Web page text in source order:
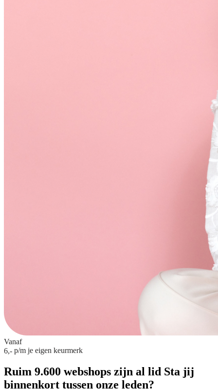
Vanaf
6,- p/m je eigen keurmerk
Ruim 9.600 webshops zijn al lid Sta jij
binnenkort tussen onze leden?